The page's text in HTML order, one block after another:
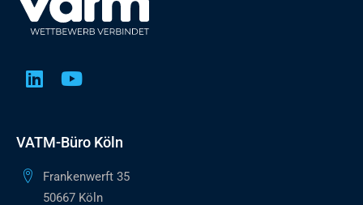
VATM-Büro Köln
Frankenwerft 35
50667 Köln